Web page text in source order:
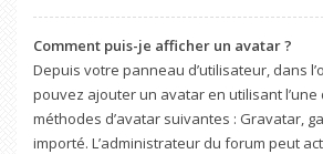
Comment puis-je afficher un avatar ?
Depuis votre panneau d’utilisateur, dans
pouvez ajouter un avatar en utilisant l’une
méthodes d’avatar suivantes : Gravatar,
importé. L’administrateur du forum peut